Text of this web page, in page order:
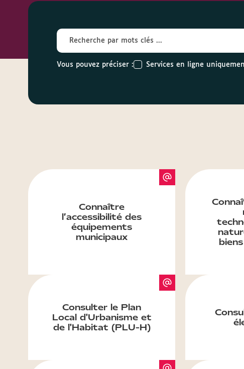
Vous pouvez préciser : Services en ligne
Connaître
l’accessibilité des
équipements
municipaux
Consulter le Plan
Local d'Urbanisme et
de l'Habitat (PLU-H)